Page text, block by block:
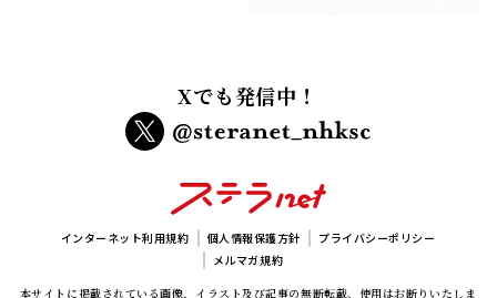
Xでも発信中！
インターネット利用規約 個人情報保護方針
プライバシーポリシー
メルマガ規約
本サイトに掲載されている画像、イラスト及び記事の無断転載、使用はお断りいたしま